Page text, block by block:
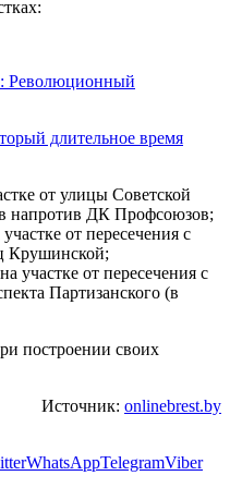
Революционный
длительное время
от улицы Советской
напротив ДК Профсоюзов;
от пересечения с
Крушинской;
участке от пересечения с
Партизанского (в
построении своих
Источник: onlinebrest.by
WhatsAppTelegramViber